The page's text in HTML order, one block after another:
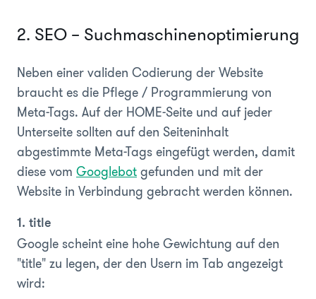
2. SEO – Suchmaschinenoptimierung
Neben einer validen Codierung der Website
braucht es die Pflege / Programmierung von
Meta-Tags. Auf der HOME-Seite und auf jeder
Unterseite sollten auf den Seiteninhalt
abgestimmte Meta-Tags eingefügt werden, damit
diese vom Googlebotgefunden und mit der
Website in Verbindung gebracht werden können.
1. title
Google scheint eine hohe Gewichtung auf den
"title" zu legen, der den Usern im Tab angezeigt
wird: